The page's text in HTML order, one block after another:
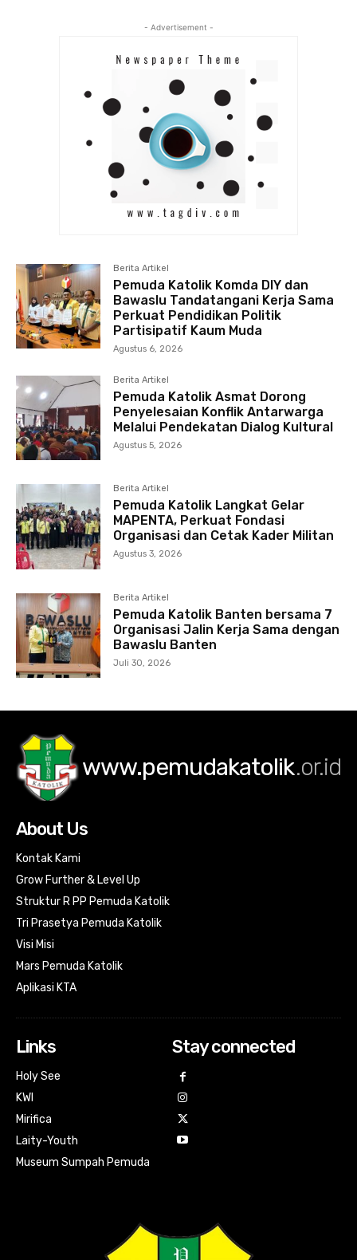
- Advertisement -
Berita Artikel
Pemuda Katolik Komda DIY dan
Bawaslu Tandatangani Kerja Sama
Perkuat Pendidikan Politik
Partisipatif Kaum Muda
Agustus 6, 2026
Berita Artikel
Pemuda Katolik Asmat Dorong
Penyelesaian Konflik Antarwarga
Melalui Pendekatan Dialog Kultural
Agustus 5, 2026
Berita Artikel
Pemuda Katolik Langkat Gelar
MAPENTA, Perkuat Fondasi
Organisasi dan Cetak Kader Militan
Agustus 3, 2026
Berita Artikel
Pemuda Katolik Banten bersama 7
Organisasi Jalin Kerja Sama dengan
Bawaslu Banten
Juli 30, 2026
www.pemudakatolik.or.id
About Us
Kontak Kami
Grow Further & Level Up
Struktur R PP Pemuda Katolik
Tri Prasetya Pemuda Katolik
Visi Misi
Mars Pemuda Katolik
Aplikasi KTA
Links
Holy See
KWI
Mirifica
Laity-Youth
Museum Sumpah Pemuda
Stay connected